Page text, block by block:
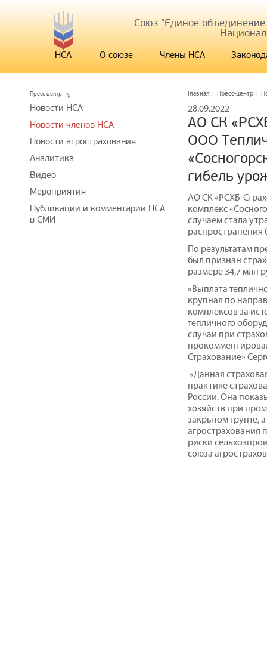
Союз "Единое
НСА О союзе Члены НСА
Главная | Пресс-центр |
28.09.2022
АО СК
ООО
гибель
АО СК «РСХБ-
комплекс
случаем стала
распространения
По результатам
был признан
размере 34,7 млн
«Выплата
крупная по
комплексов за
тепличного
случаи при
Страхование»
«Данная
практике
России. Она
хозяйств при
закрытом грунте,
агрострахования
риски
союза
Пресс-центр
Новости НСА
Новости членов НСА
Новости агрострахования
Аналитика
Видео
Мероприятия
Публикации и комментарии НСА
в СМИ